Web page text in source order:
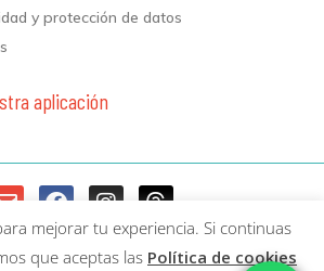
y protección de datos
aplicación
Continuada Logoss |Diseño weby
mejorar tu experiencia. Si continuas
que aceptas las Política de cookies